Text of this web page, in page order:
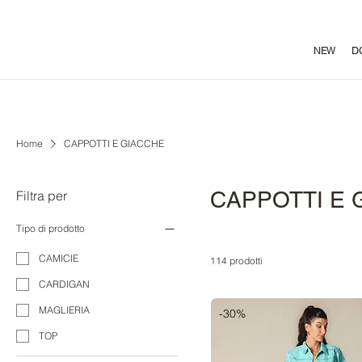
NEW
Home CAPPOTTI E GIACCHE
Filtra per
Tipo di prodotto
CAMICIE
CARDIGAN
MAGLIERIA
TOP
CAPPOTTI E
114 prodotti
-30%